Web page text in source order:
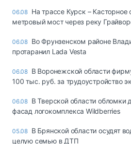
06.08 На трассе Курск – Касторное
метровый мост через реку
06.08 Во Фрунзенском районе
протаранил Lada Vesta
06.08 В Воронежской области
100 тыс. руб. за трудоустройство
06.08 В Тверской области обломки
фасад логокомплекса Wildberries
05.08 В Брянской области осудят
целую семью в ДТП